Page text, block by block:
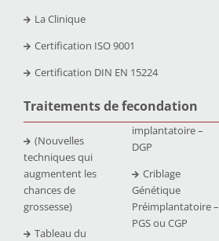
La Clinique
Certification ISO 9001
Certification DIN EN 15224
Traitements de fecondation
(Nouvelles
techniques qui
augmentent les
chances de
grossesse)
Tableau du
implantatoire –
DGP
Criblage
Génétique
Préimplantatoire –
PGS ou CGP